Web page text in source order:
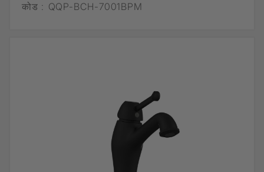
कोड : QQP-BCH-7001BPM